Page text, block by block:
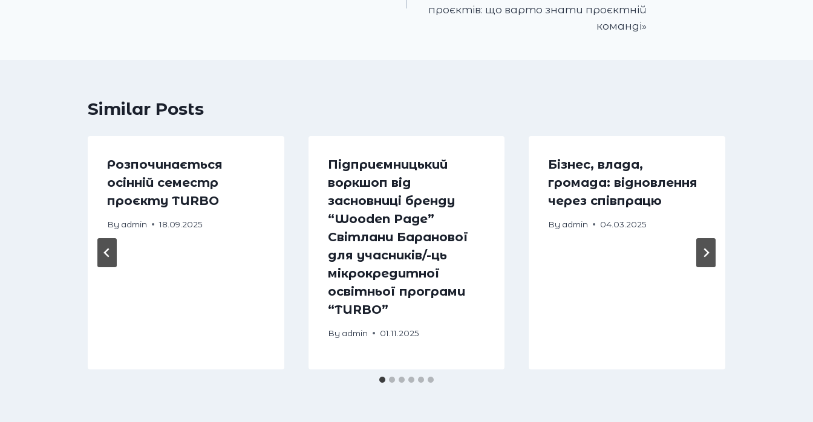
проєктів: що варто знати проєктній
команді»
Similar Posts
Розпочинається
осінній семестр
проєкту TURBO
By admin 18.09.2025
Підприємницький
воркшоп від
засновниці бренду
“Wooden Page”
Світлани Баранової
для учасників/-ць
мікрокредитної
освітньої програми
“TURBO”
By admin 01.11.2025
Бізнес, влада,
громада: відновлення
через співпрацю
By admin 04.03.2025